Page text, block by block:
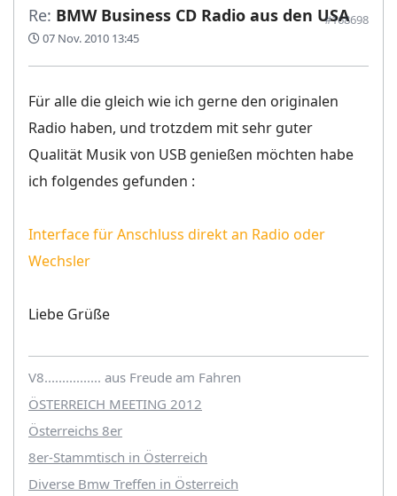
Re: BMW Business CD Radio aus den USA
07 Nov. 2010 13:45
#168698
Für alle die gleich wie ich gerne den originalen
Radio haben, und trotzdem mit sehr guter
Qualität Musik von USB genießen möchten habe
ich folgendes gefunden :
Interface für Anschluss direkt an Radio oder
Wechsler
Liebe Grüße
V8................ aus Freude am Fahren
ÖSTERREICH MEETING 2012
Österreichs 8er
8er-Stammtisch in Österreich
Diverse Bmw Treffen in Österreich